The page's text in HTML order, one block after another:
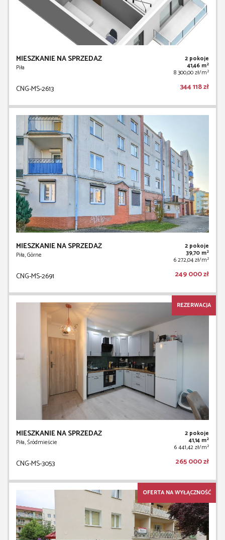
MIESZKANIE NA SPRZEDAŻ
Piła
2 pokoje
41,46 m2
8 300,00 zł/m2
CNG-MS-2613 344 118 zł
MIESZKANIE NA SPRZEDAŻ
Piła, Górne
2 pokoje
39,70 m2
6 272,04 zł/m2
CNG-MS-2691 249 000 zł
REZERWACJA
MIESZKANIE NA SPRZEDAŻ
Piła, Śródmieście
2 pokoje
41,14 m2
6 441,42 zł/m2
CNG-MS-3053 265 000 zł
OFERTA NA WYŁĄCZNOŚĆ